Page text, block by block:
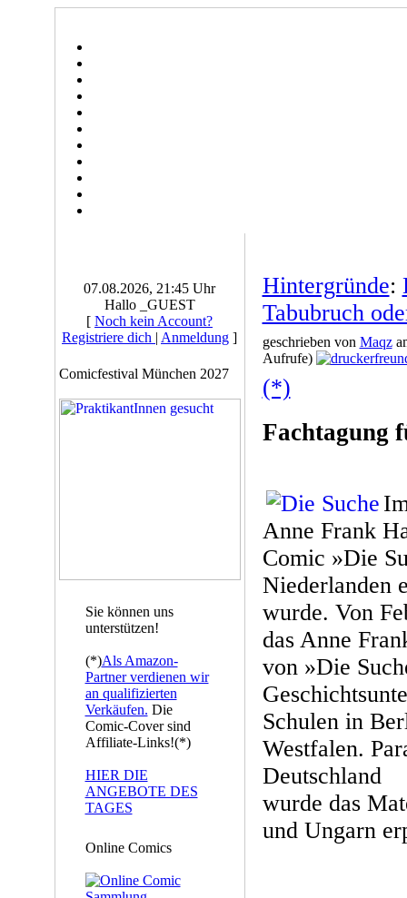
07.08.2026, 21:45 Uhr
Hallo _GUEST
[ Noch kein Account?
Registriere dich | Anmeldung ]
Comicfestival München 2027
Sie können uns
unterstützen!
(*)Als Amazon-
Partner verdienen wir
an qualifizierten
Verkäufen. Die
Comic-Cover sind
Affiliate-Links!(*)
HIER DIE
ANGEBOTE DES
TAGES
Online Comics
Hintergründe:
Tabubruch
geschrieben von Maqz
Aufrufe)
(*)
Fachtagung
Anne Frank
Comic »Die
Niederlanden
wurde. Von
das Anne
von »Die
Schulen in
Westfalen.
Deutschland
wurde das
und Ungarn